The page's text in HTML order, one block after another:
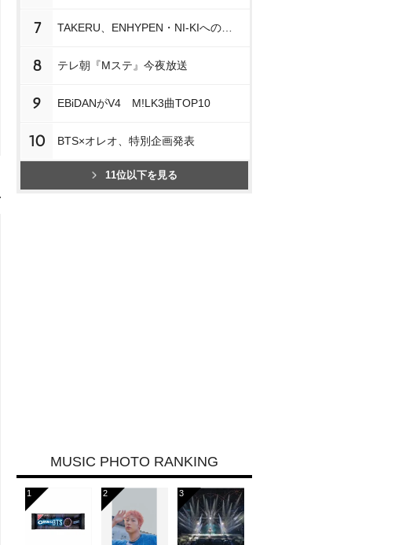
7
8 テレ朝『Mステ』今夜放送
9 EBiDANがV4 M!LK3曲TOP10
10 BTS×オレオ、特別企画発表
11位以下を見る
MUSIC PHOTO RANKING